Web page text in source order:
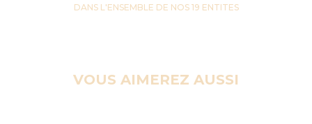
DANS L'ENSEMBLE DE NOS 19 ENTITES
VOUS AIMEREZ AUSSI